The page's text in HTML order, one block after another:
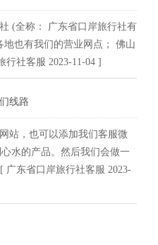
(全称： 广东省口岸旅行社有
也有我们的营业网点； 佛山
社客服 2023-11-04 ]
线路
站，也可以添加我们客服微
水的产品。然后我们会做一
广东省口岸旅行社客服 2023-